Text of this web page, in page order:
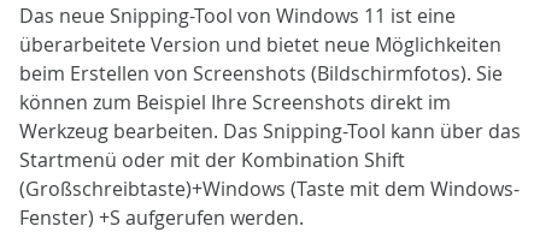
Das neue Snipping-Tool von Windows 11 ist eine
überarbeitete Version und bietet neue Möglichkeiten
beim Erstellen von Screenshots (Bildschirmfotos). Sie
können zum Beispiel Ihre Screenshots direkt im
Werkzeug bearbeiten. Das Snipping-Tool kann über das
Startmenü oder mit der Kombination Shift
(Großschreibtaste)+Windows (Taste mit dem Windows-
Fenster) +S aufgerufen werden.